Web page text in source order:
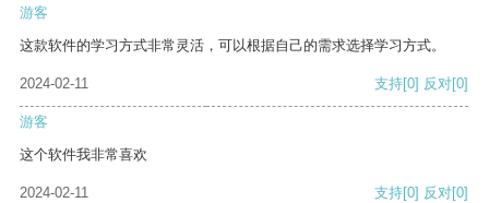
游客
这款软件的学习方式非常灵活，可以根据自己的需求选择学习方式。
2024-02-11 支持[0] 反对[0]
游客
这个软件我非常喜欢
2024-02-11 支持[0] 反对[0]